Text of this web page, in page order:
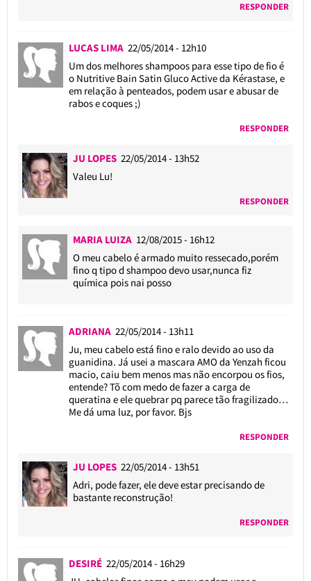
RESPONDER
LUCAS LIMA 22/05/2014 - 12h10
Um dos melhores shampoos para esse tipo de fio é
o Nutritive Bain Satin Gluco Active da Kérastase, e
em relação à penteados, podem usar e abusar de
rabos e coques ;)
RESPONDER
JU LOPES 22/05/2014 - 13h52
Valeu Lu!
RESPONDER
MARIA LUIZA 12/08/2015 - 16h12
O meu cabelo é armado muito ressecado,porém
fino q tipo d shampoo devo usar,nunca fiz
química pois nai posso
ADRIANA 22/05/2014 - 13h11
Ju, meu cabelo está fino e ralo devido ao uso da
guanidina. Já usei a mascara AMO da Yenzah ficou
macio, caiu bem menos mas não encorpou os fios,
entende? Tõ com medo de fazer a carga de
queratina e ele quebrar pq parece tão fragilizado…
Me dá uma luz, por favor. Bjs
RESPONDER
JU LOPES 22/05/2014 - 13h51
Adri, pode fazer, ele deve estar precisando de
bastante reconstrução!
RESPONDER
DESIRÉ 22/05/2014 - 16h29